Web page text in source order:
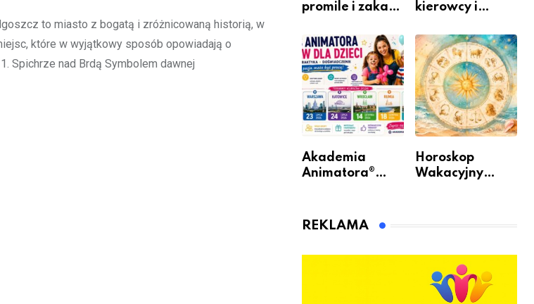
to miasto z bogatą i zróżnicowaną historią, w
które w wyjątkowy sposób opowiadają o
Spichrze nad Brdą Symbolem dawnej
promile i zakaz
to wsiadł za
kierownicę w
Bolszewie i
uderzył w
ogrodzenie
kierowcy i
Rumi i gminie
Łęczyce
Akademia
Animatora®
jeden cel –
Horoskop
Wakacyjny
REKLAMA